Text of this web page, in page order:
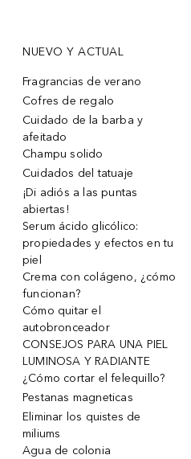
NUEVO Y ACTUAL
Fragrancias de verano
Cofres de regalo
Cuidado de la barba y
afeitado
Champu solido
Cuidados del tatuaje
¡Di adiós a las puntas
abiertas!
Serum ácido glicólico:
propiedades y efectos en tu
piel
Crema con colágeno, ¿cómo
funcionan?
Cómo quitar el
autobronceador
CONSEJOS PARA UNA PIEL
LUMINOSA Y RADIANTE
¿Cómo cortar el felequillo?
Pestanas magneticas
Eliminar los quistes de
miliums
Agua de colonia